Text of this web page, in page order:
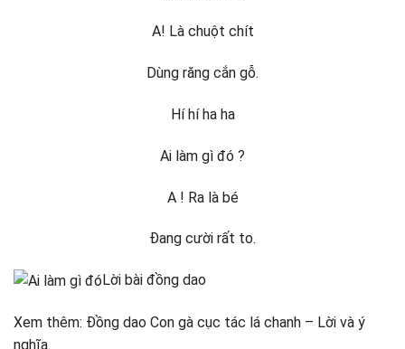
A! Là chuột chít
Dùng răng cắn gỗ.
Hí hí ha ha
Ai làm gì đó ?
A ! Ra là bé
Đang cười rất to.
Lời bài đồng dao
Xem thêm: Đồng dao Con gà cục tác lá chanh – Lời và ý
nghĩa.